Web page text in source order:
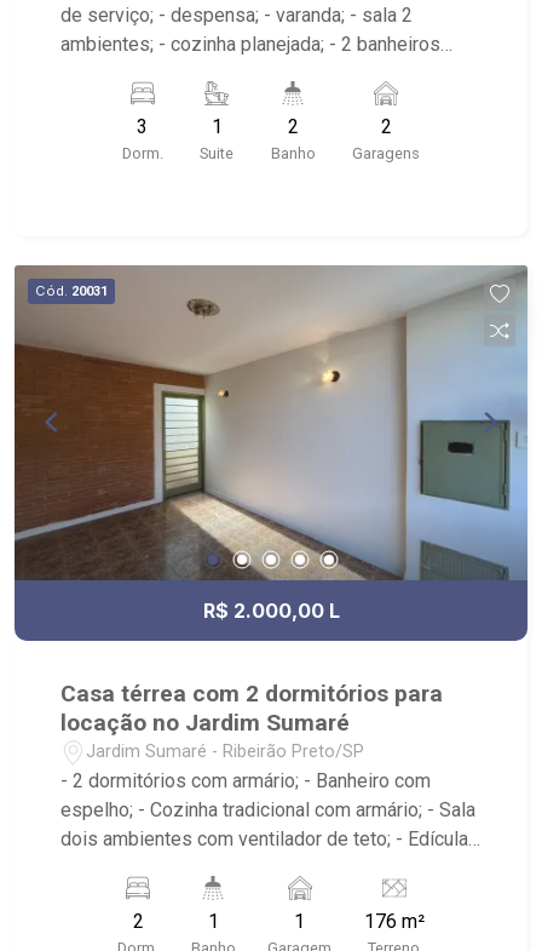
de serviço; - despensa; - varanda; - sala 2
ambientes; - cozinha planejada; - 2 banheiros
Josemar Grill, Jasmin Restaurante, Burguer King
3
Dorm.
1
Suite
2
Banho
2
Garagens
Cód. 20031
R$ 2.000,00 L
Casa térrea com 2 dormitórios para
locação no Jardim Sumaré
Jardim Sumaré - Ribeirão Preto/SP
- 2 dormitórios com armário; - Banheiro com
espelho; - Cozinha tradicional com armário; - Sala
dois ambientes com ventilador de teto; - Edícula;
cimentado; - Próximo a avenida Itatiaia, Anshin
Sushi Bar, Droga Raia, Invictus RP, Bar O
2 1 1 176 m²